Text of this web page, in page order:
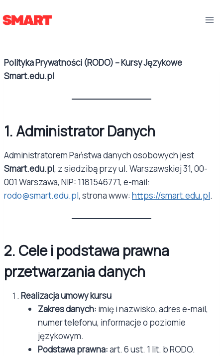
do
Polityka Prywatności (RODO) – Kursy Językowe
Smart.edu.pl
1. Administrator Danych
Administratorem Państwa danych osobowych jest
Smart.edu.pl, z siedzibą przy ul. Warszawskiej 31, 00-
001 Warszawa, NIP: 1181546771, e-mail:
rodo@smart.edu.pl, strona www: https://smart.edu.pl.
2. Cele i podstawa prawna
przetwarzania danych
Realizacja umowy kursu
Zakres danych: imię i nazwisko, adres e-mail,
numer telefonu, informacje o poziomie
językowym.
Podstawa prawna:art. 6 ust. 1 lit. b RODO.